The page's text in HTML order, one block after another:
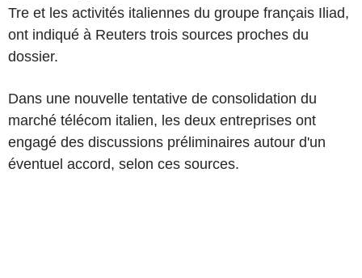
Tre et les activités italiennes du groupe français Iliad,
ont indiqué à Reuters trois sources proches du
dossier.
Dans une nouvelle tentative de consolidation du
marché télécom italien, les deux entreprises ont
engagé des discussions préliminaires autour d'un
éventuel accord, selon ces sources.